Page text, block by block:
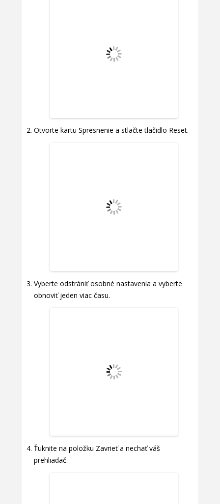
Otvorte kartu Spresnenie a stlačte tlačidlo Reset.
Vyberte odstrániť osobné nastavenia a vyberte
obnoviť jeden viac času.
Ťuknite na položku Zavrieť a nechať váš
prehliadač.